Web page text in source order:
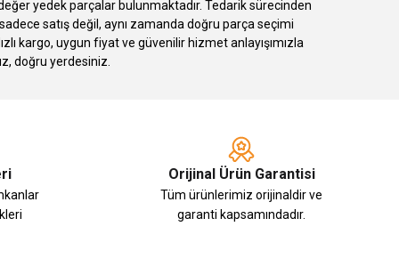
yedek parçalar bulunmaktadır. Tedarik sürecinden
satış değil, aynı zamanda doğru parça seçimi
kargo, uygun fiyat ve güvenilir hizmet anlayışımızla
doğru yerdesiniz.
Orijinal Ürün Garantisi
Tüm ürünlerimiz orijinaldir ve
garanti kapsamındadır.